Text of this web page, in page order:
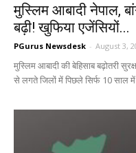
मुस्लिम आबादी नेपाल,
बढ़ी! खुफिया एजेंसियों...
PGurus Newsdesk - August 3,
मुस्लिम आबादी की बेहिसाब बढ़ोतरी
से लगते जिलों में पिछले सिर्फ 10 साल में